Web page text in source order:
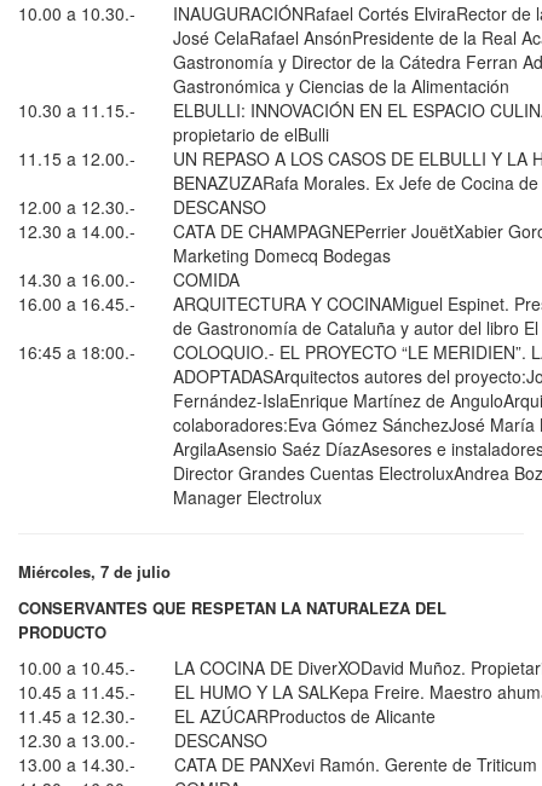
10.00 a 10.30.-
INAUGURACIÓNRafael Cortés ElviraRector de
José CelaRafael AnsónPresidente de la Real
Gastronomía y Director de la Cátedra Ferran
Gastronómica y Ciencias de la Alimentación
10.30 a 11.15.-
ELBULLI: INNOVACIÓN EN EL ESPACIO
propietario de elBulli
11.15 a 12.00.-
UN REPASO A LOS CASOS DE ELBULLI Y LA
BENAZUZARafa Morales. Ex Jefe de Cocina
12.00 a 12.30.-
DESCANSO
12.30 a 14.00.-
CATA DE CHAMPAGNEPerrier JouëtXabier
Marketing Domecq Bodegas
14.30 a 16.00.-
COMIDA
16.00 a 16.45.-
ARQUITECTURA Y COCINAMiguel Espinet.
de Gastronomía de Cataluña y autor del libro
16:45 a 18:00.-
COLOQUIO.- EL PROYECTO “LE MERIDIEN”.
ADOPTADASArquitectos autores del
Fernández-IslaEnrique Martínez de
colaboradores:Eva Gómez SánchezJosé María
ArgilaAsensio Saéz DíazAsesores e
Director Grandes Cuentas ElectroluxAndrea
Manager Electrolux
Miércoles, 7 de julio
CONSERVANTES QUE RESPETAN LA NATURALEZA DEL
PRODUCTO
10.00 a 10.45.-
LA COCINA DE DiverXODavid Muñoz.
10.45 a 11.45.-
EL HUMO Y LA SALKepa Freire. Maestro
11.45 a 12.30.-
EL AZÚCARProductos de Alicante
12.30 a 13.00.-
DESCANSO
13.00 a 14.30.-
CATA DE PANXevi Ramón. Gerente de Triticum